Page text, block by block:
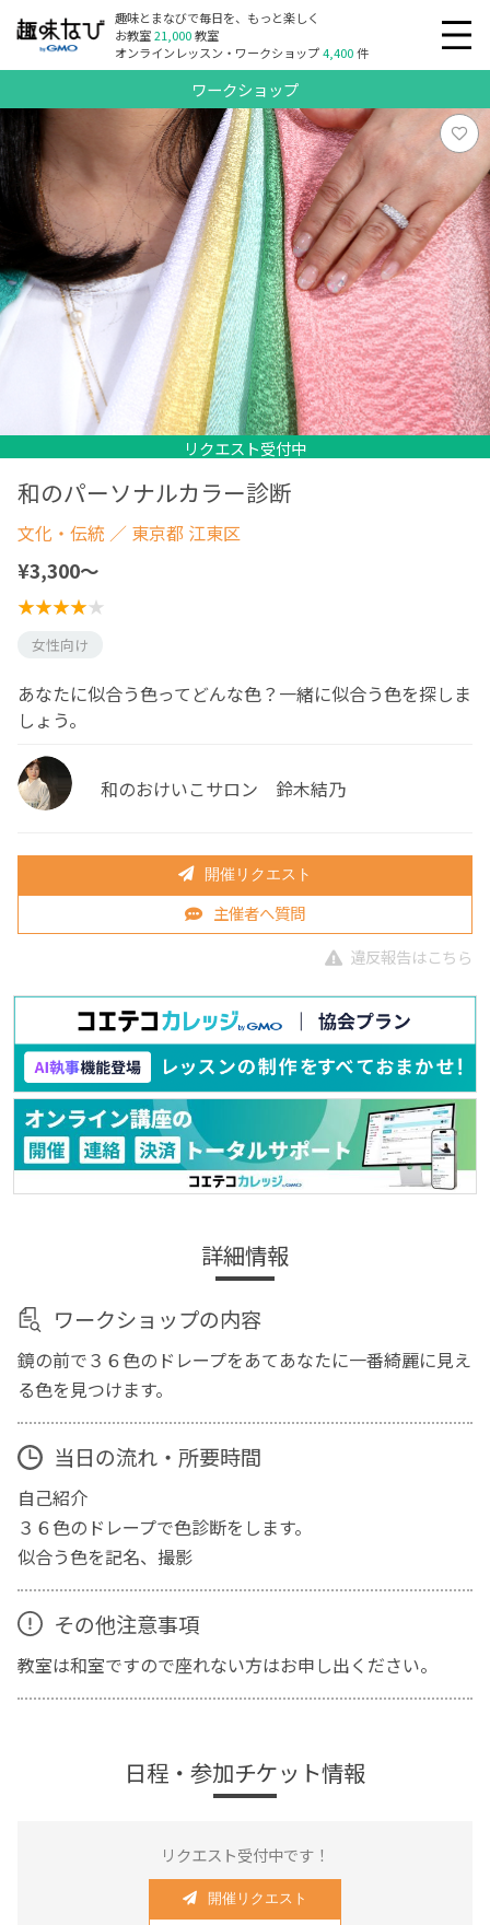
趣味とまなびで毎日を、もっと楽しく
お教室21,000教室
オンラインレッスン・ワークショップ4,400件
ワークショップ
リクエスト受付中
リクエスト受付中
和のパーソナルカラー診断
文化・伝統 ／ 東京都 江東区
¥3,300〜
女性向け
あなたに似合う色ってどんな色？一緒に似合う色を探しま
しょう。
和のおけいこサロン 鈴木結乃
開催リクエスト
主催者へ質問
違反報告はこちら
詳細情報
ワークショップの内容
鏡の前で３６色のドレープをあてあなたに一番綺麗に見え
る色を見つけます。
当日の流れ・所要時間
自己紹介
３６色のドレープで色診断をします。
似合う色を記名、撮影
その他注意事項
教室は和室ですので座れない方はお申し出ください。
日程・参加チケット情報
リクエスト受付中です！
開催リクエスト